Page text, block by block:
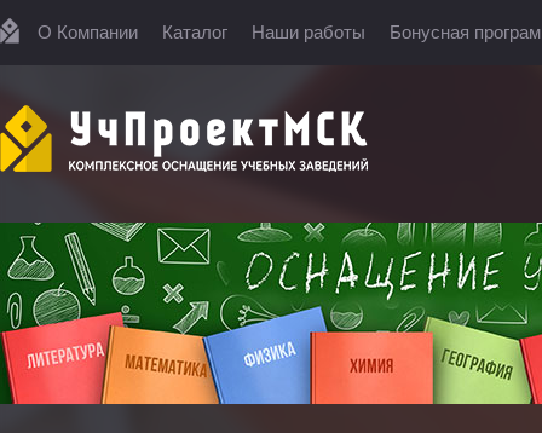
О Компании Каталог Наши работы Бонусная